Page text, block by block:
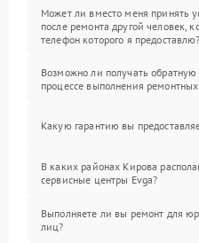
Может ли вместо меня принять
после ремонта другой человек,
телефон которого я предоставлю?
Возможно ли получать обратную
процессе выполнения ремонтных
Какую гарантию вы
В каких районах Кирова
сервисные центры Evga?
Выполняете ли вы ремонт для
лиц?